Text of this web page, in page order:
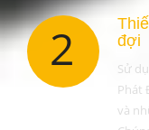
2
đợi
Sử
Phát
và